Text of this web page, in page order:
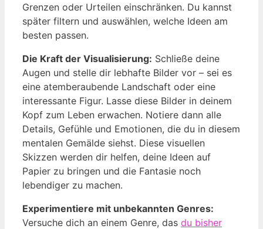
Grenzen oder Urteilen einschränken. Du kannst
später filtern und auswählen, welche Ideen am
besten passen.
Die Kraft der Visualisierung: Schließe deine
Augen und stelle dir lebhafte Bilder vor – sei es
eine atemberaubende Landschaft oder eine
interessante Figur. Lasse diese Bilder in deinem
Kopf zum Leben erwachen. Notiere dann alle
Details, Gefühle und Emotionen, die du in diesem
mentalen Gemälde siehst. Diese visuellen
Skizzen werden dir helfen, deine Ideen auf
Papier zu bringen und die Fantasie noch
lebendiger zu machen.
Experimentiere mit unbekannten Genres:
Versuche dich an einem Genre, das du bisher